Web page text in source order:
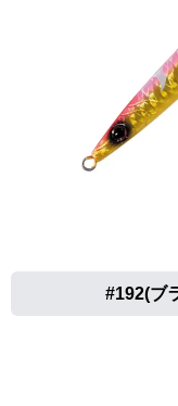
#192(ブ